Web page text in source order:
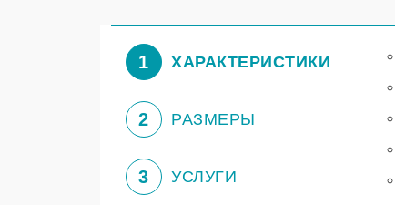
1 ХАРАКТЕРИСТИКИ
2 РАЗМЕРЫ
3 УСЛУГИ